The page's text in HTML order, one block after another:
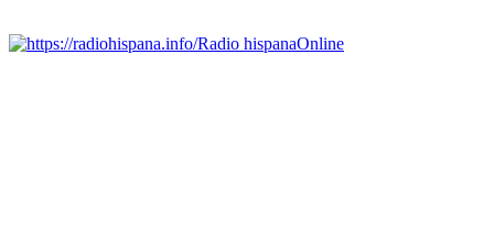
Radio hispanaOnline